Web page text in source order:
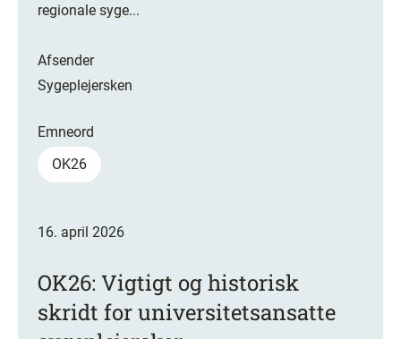
regionale syge...
Afsender
Sygeplejersken
Emneord
OK26
16. april 2026
OK26: Vigtigt og historisk
skridt for universitetsansatte